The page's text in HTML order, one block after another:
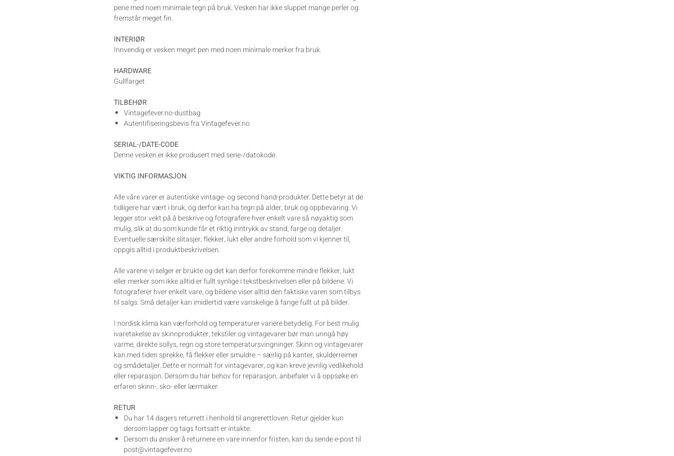
pene med noen minimale tegn på bruk. Vesken har ikke sluppet mange perler og
fremstår meget fin.
INTERIØR
Innvendig er vesken meget pen med noen minimale merker fra bruk.
HARDWARE
Gullfarget
TILBEHØR
Vintagefever.no-dustbag
Autentifiseringsbevis fra Vintagefever.no
SERIAL-/DATE-CODE
Denne vesken er ikke produsert med serie-/datokode.
VIKTIG INFORMASJON
Alle våre varer er autentiske vintage- og second hand-produkter. Dette betyr at de
tidligere har vært i bruk, og derfor kan ha tegn på alder, bruk og oppbevaring. Vi
legger stor vekt på å beskrive og fotografere hver enkelt vare så nøyaktig som
mulig, slik at du som kunde får et riktig inntrykk av stand, farge og detaljer.
Eventuelle særskilte slitasjer, flekker, lukt eller andre forhold som vi kjenner til,
oppgis alltid i produktbeskrivelsen.
Alle varene vi selger er brukte og det kan derfor forekomme mindre flekker, lukt
eller merker som ikke alltid er fullt synlige i tekstbeskrivelsen eller på bildene. Vi
fotograferer hver enkelt vare, og bildene viser alltid den faktiske varen som tilbys
til salgs. Små detaljer kan imidlertid være vanskelige å fange fullt ut på bilder.
I nordisk klima kan værforhold og temperaturer variere betydelig. For best mulig
ivaretakelse av skinnprodukter, tekstiler og vintagevarer bør man unngå høy
varme, direkte sollys, regn og store temperatursvingninger. Skinn og vintagevarer
kan med tiden sprekke, få flekker eller smuldre – særlig på kanter, skulderreimer
og smådetaljer. Dette er normalt for vintagevarer, og kan kreve jevnlig vedlikehold
eller reparasjon. Dersom du har behov for reparasjon, anbefaler vi å oppsøke en
erfaren skinn-, sko- eller lærmaker.
RETUR
Du har 14 dagers returrett i henhold til angrerettloven. Retur gjelder kun
dersom lapper og tags fortsatt er intakte.
Dersom du ønsker å returnere en vare innenfor fristen, kan du sende e-post til
post@vintagefever.no